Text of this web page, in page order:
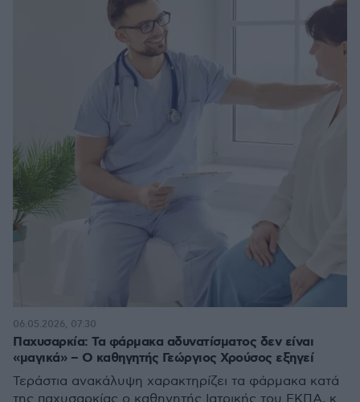
Παχυσαρκία: Τα φάρμακα αδυνατίσματος δεν είναι
«μαγικά» – Ο καθηγητής Γεώργιος Χρούσος εξηγεί
Τεράστια ανακάλυψη χαρακτηρίζει τα φάρμακα κατά
06.05.2026, 07:30